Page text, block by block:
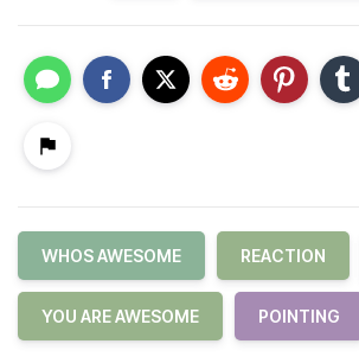
WHOS AWESOME REACTION
YOU ARE AWESOME POINTING